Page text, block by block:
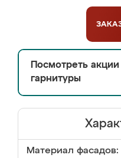
Посмотреть
гарнитуры
Материал фасадов: